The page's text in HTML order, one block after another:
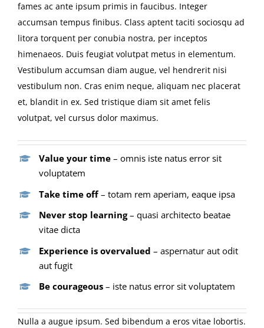
fames ac ante ipsum primis in faucibus. Integer
accumsan tempus finibus. Class aptent taciti sociosqu ad
litora torquent per conubia nostra, per inceptos
himenaeos. Duis feugiat volutpat metus in elementum.
Vestibulum accumsan diam augue, vel hendrerit nisi
vestibulum non. Cras enim neque, aliquam nec placerat
et, blandit in ex. Sed tristique diam sit amet felis
volutpat, vel cursus dolor maximus.
Value your time – omnis iste natus error sit
voluptatem
Take time off– totam rem aperiam, eaque ipsa
Never stop learning– quasi architecto beatae
vitae dicta
Experience is overvalued – aspernatur aut odit
aut fugit
Be courageous – iste natus error sit voluptatem
Nulla a augue ipsum. Sed bibendum a eros vitae lobortis.